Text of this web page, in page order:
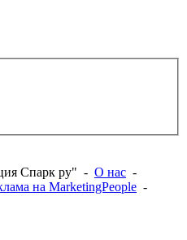
Спарк ру" - О нас -
на MarketingPeople -